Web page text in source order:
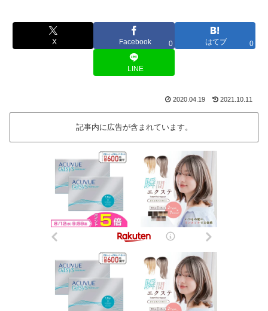
X Facebook 0 はてブ 0
LINE
2020.04.19 2021.10.11
記事内に広告が含まれています。